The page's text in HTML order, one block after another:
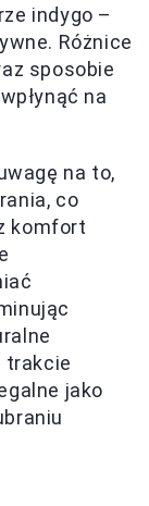
indygo –
Różnice
sposobie
na
na to,
co
komfort
trakcie
jako